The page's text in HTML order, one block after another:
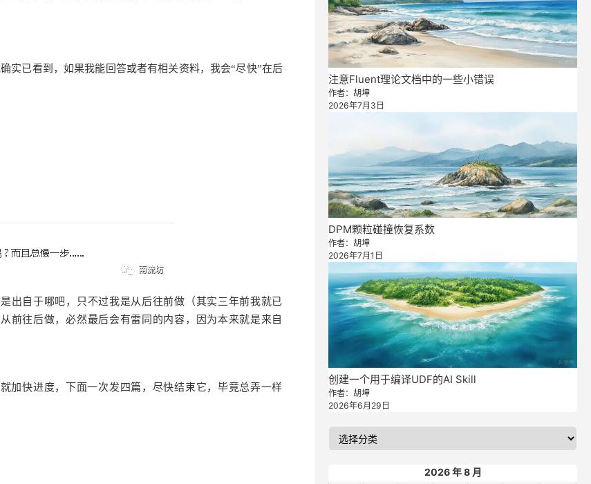
实已看到，如果我能回答或者有相关资料，我会“尽快”在后
出自于哪吧，只不过我是从后往前做（其实三年前我就已
前往后做，必然最后会有雷同的内容，因为本来就是来自
加快进度， 下面一次发四篇， 尽快结束它，毕竟总弄一样
注意Fluent理论文档中的一些小错误
作者：胡坤
2026年7月3日
DPM颗粒碰撞恢复系数
作者：胡坤
2026年7月1日
创建一个用于编译UDF的AI Skill
作者：胡坤
2026年6月29日
2026 年 8 月